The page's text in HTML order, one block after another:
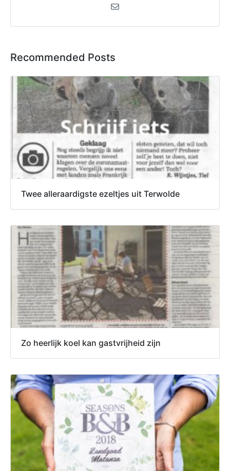
Recommended Posts
Twee alleraardigste ezeltjes uit Terwolde
Zo heerlijk koel kan gastvrijheid zijn